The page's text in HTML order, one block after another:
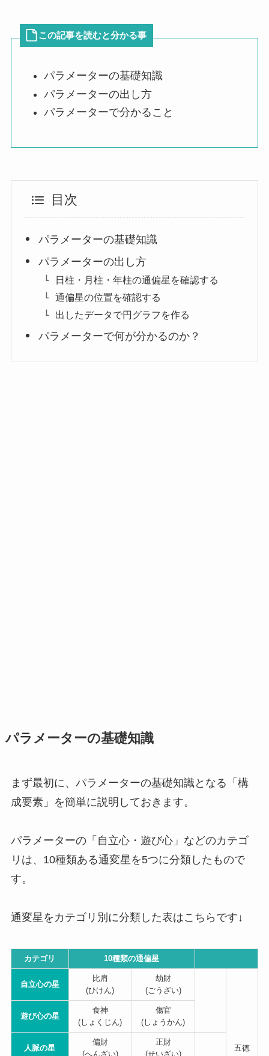
この記事を読むと分かる事
パラメーターの基礎知識
パラメーターの出し方
パラメーターで分かること
目次
パラメーターの基礎知識
パラメーターの出し方
日柱・月柱・年柱の通偏星を確認する
通偏星の位置を確認する
出したデータで円グラフを作る
パラメーターで何が分かるのか？
パラメーターの基礎知識
まず最初に、パラメーターの基礎知識となる「構
成要素」を簡単に説明しておきます。
パラメーターの「自立心・遊び心」などのカテゴ
リは、10種類ある通変星を5つに分類したもので
す。
通変星をカテゴリ別に分類した表はこちらです↓
カテゴリ 10種類の通偏星
自立心の星
比肩
(ひけん)
劫財
(ごうざい)
五徳
遊び心の星
食神
(しょくじん)
傷官
(しょうかん)
人脈の星
偏財
(へんざい)
正財
(せいざい)